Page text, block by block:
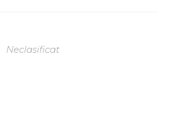
11.12.2014
Neclasificat